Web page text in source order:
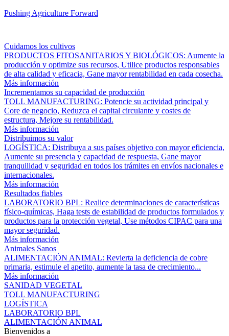
Pushing Agriculture Forward
Cuidamos los cultivos
PRODUCTOS FITOSANITARIOS Y BIOLÓGICOS: Aumente la
producción y optimize sus recursos, Utilice productos responsables
de alta calidad y eficacia, Gane mayor rentabilidad en cada cosecha.
Más información
Incrementamos su capacidad de producción
TOLL MANUFACTURING: Potencie su actividad principal y
Core de negocio, Reduzca el capital circulante y costes de
estructura, Mejore su rentabilidad.
Más información
Distribuimos su valor
LOGÍSTICA: Distribuya a sus países objetivo con mayor eficiencia,
Aumente su presencia y capacidad de respuesta, Gane mayor
tranquilidad y seguridad en todos los trámites en envíos nacionales e
internacionales.
Más información
Resultados fiables
LABORATORIO BPL: Realice determinaciones de características
físico-químicas, Haga tests de estabilidad de productos formulados y
productos para la protección vegetal, Use métodos CIPAC para una
mayor seguridad.
Más información
Animales Sanos
ALIMENTACIÓN ANIMAL: Revierta la deficiencia de cobre
primaria, estimule el apetito, aumente la tasa de crecimiento...
Más información
SANIDAD VEGETAL
TOLL MANUFACTURING
LOGÍSTICA
LABORATORIO BPL
ALIMENTACIÓN ANIMAL
Bienvenidos a